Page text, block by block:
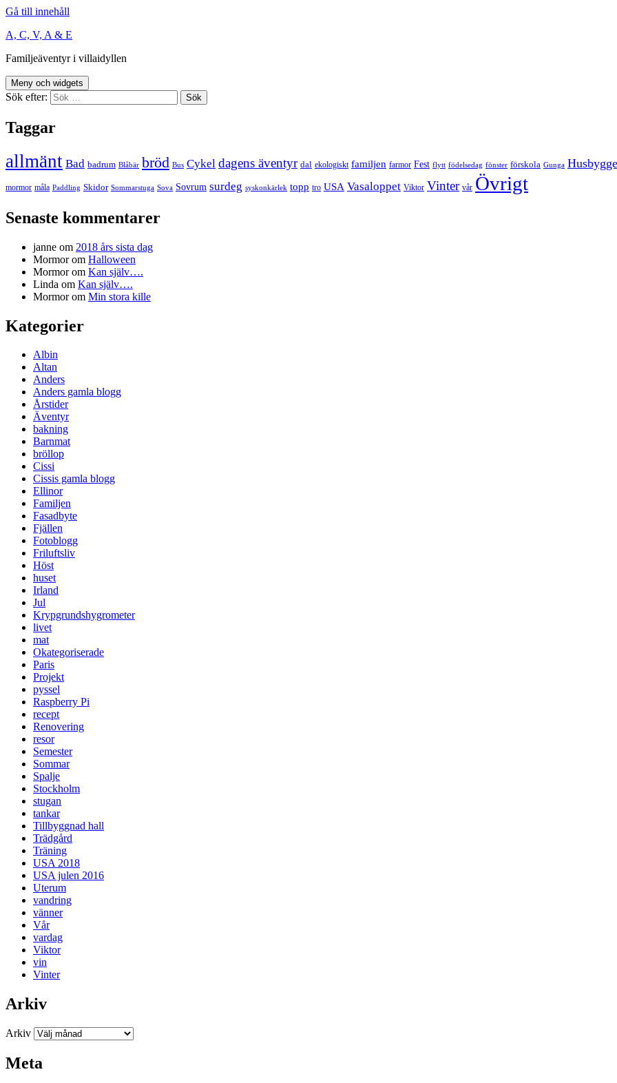
Gå till innehåll
A, C, V, A & E
Familjeäventyr i villaidyllen
Meny och widgets
Sök efter:
Taggar
allmänt Bad badrum Blåbär bröd Bus Cykel dagens äventyr dal ekologiskt familjen farmor Fest flytt födelsedag fönster förskola Gunga Husbygge
mormor måla Paddling Skidor Sommarstuga Sova Sovrum surdeg syskonkärlek topp tro USA Vasaloppet Viktor Vinter vår Övrigt
Senaste kommentarer
janne om 2018 års sista dag
Mormorom Halloween
Mormorom Kan själv….
Linda om Kan själv….
Mormorom Min stora kille
Kategorier
Albin
Altan
Anders
Anders gamla blogg
Årstider
Äventyr
bakning
Barnmat
bröllop
Cissi
Cissis gamla blogg
Ellinor
Familjen
Fasadbyte
Fjällen
Fotoblogg
Friluftsliv
Höst
huset
Irland
Jul
Krypgrundshygrometer
livet
mat
Okategoriserade
Paris
Projekt
pyssel
Raspberry Pi
recept
Renovering
resor
Semester
Sommar
Spalje
Stockholm
stugan
tankar
Tillbyggnad hall
Trädgård
Träning
USA 2018
USA julen 2016
Uterum
vandring
vänner
Vår
vardag
Viktor
vin
Vinter
Arkiv
Arkiv
Meta